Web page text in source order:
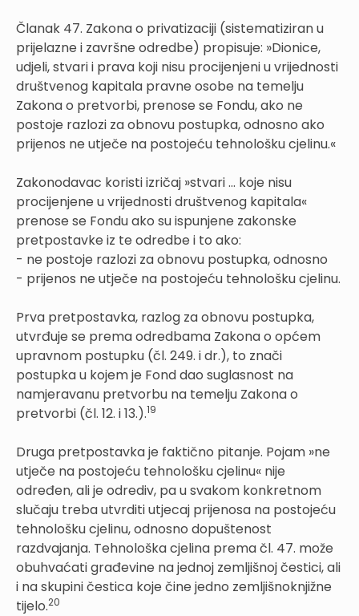
Članak 47. Zakona o privatizaciji (sistematiziran u
prijelazne i završne odredbe) propisuje: »Dionice,
udjeli, stvari i prava koji nisu procijenjeni u vrijednosti
društvenog kapitala pravne osobe na temelju
Zakona o pretvorbi, prenose se Fondu, ako ne
postoje razlozi za obnovu postupka, odnosno ako
prijenos ne utječe na postojeću tehnološku cjelinu.«
Zakonodavac koristi izričaj »stvari ... koje nisu
procijenjene u vrijednosti društvenog kapitala«
prenose se Fondu ako su ispunjene zakonske
pretpostavke iz te odredbe i to ako:
- ne postoje razlozi za obnovu postupka, odnosno
- prijenos ne utječe na postojeću tehnološku cjelinu.
Prva pretpostavka, razlog za obnovu postupka,
utvrđuje se prema odredbama Zakona o općem
upravnom postupku (čl. 249. i dr.), to znači
postupka u kojem je Fond dao suglasnost na
namjeravanu pretvorbu na temelju Zakona o
pretvorbi (čl. 12. i 13.).19
Druga pretpostavka je faktično pitanje. Pojam »ne
utječe na postojeću tehnološku cjelinu« nije
određen, ali je odrediv, pa u svakom konkretnom
slučaju treba utvrditi utjecaj prijenosa na postojeću
tehnološku cjelinu, odnosno dopuštenost
razdvajanja. Tehnološka cjelina prema čl. 47. može
obuhvaćati građevine na jednoj zemljišnoj čestici, ali
i na skupini čestica koje čine jedno zemljišnoknjižne
tijelo.20